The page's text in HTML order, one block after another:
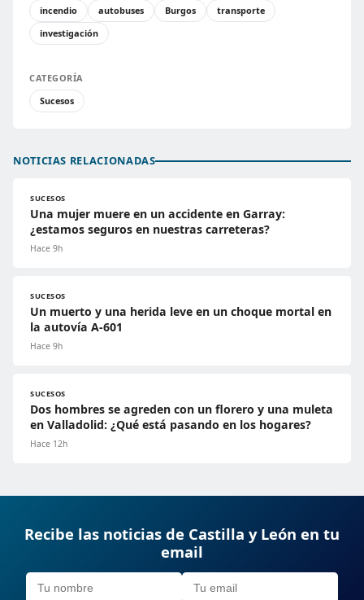
incendio
autobuses Burgos
transporte
investigación
CATEGORÍA
Sucesos
NOTICIAS RELACIONADAS
SUCESOS
Una mujer muere en un accidente en Garray:
¿estamos seguros en nuestras carreteras?
Hace 9h
SUCESOS
Un muerto y una herida leve en un choque mortal en
la autovía A-601
Hace 9h
SUCESOS
Dos hombres se agreden con un florero y una muleta
en Valladolid: ¿Qué está pasando en los hogares?
Hace 12h
Recibe las noticias de Castilla y León en tu
email